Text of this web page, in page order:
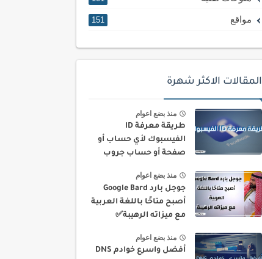
مواقع 151
المقالات الاكثر شهرة
منذ بضع اعوام
طريقة معرفة ID
الفيسبوك لأي حساب أو
صفحة أو حساب جروب
منذ بضع اعوام
جوجل بارد Google Bard
أصبح متاحًا باللغة العربية
مع ميزاته الرهيبة✅
منذ بضع اعوام
أفضل واسرع خوادم DNS